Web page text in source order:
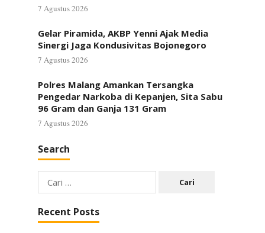
7 Agustus 2026
Gelar Piramida, AKBP Yenni Ajak Media
Sinergi Jaga Kondusivitas Bojonegoro
7 Agustus 2026
Polres Malang Amankan Tersangka
Pengedar Narkoba di Kepanjen, Sita Sabu
96 Gram dan Ganja 131 Gram
7 Agustus 2026
Search
Cari
untuk:
Recent Posts